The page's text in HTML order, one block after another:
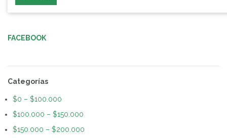
FACEBOOK
Categorías
$0 – $100.000
$100.000 – $150.000
$150.000 – $200.000